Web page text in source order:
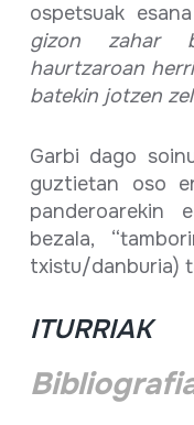
ospetsuak
gizon zahar
haurtzaroan
batekin jotzen
Garbi dago
guztietan oso
panderoarekin
bezala,
txistu/danburia)
ITURRIAK